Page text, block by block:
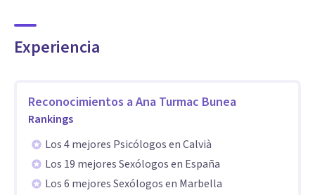
equitativa.
Experiencia
Reconocimientos a Ana Turmac Bunea
Rankings
Los 4 mejores Psicólogos en Calvià
Los 19 mejores Sexólogos en España
Los 6 mejores Sexólogos en Marbella